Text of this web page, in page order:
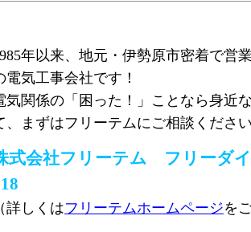
年以来、地元・伊勢原市密着で営
電気工事会社です！
気関係の「困った！」ことなら身近
、まずはフリーテムにご相談くださ
式会社フリーテム フリーダイ
（詳しくはフリーテムホームページを